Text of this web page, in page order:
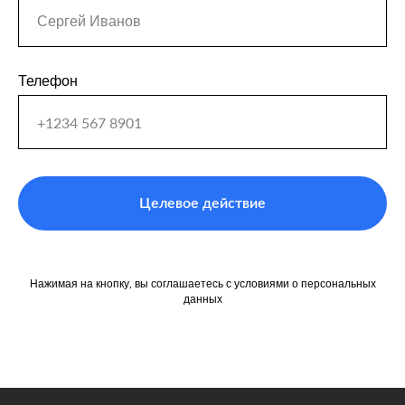
Телефон
Целевое действие
Нажимая на кнопку, вы соглашаетесь с условиями о персональных
данных